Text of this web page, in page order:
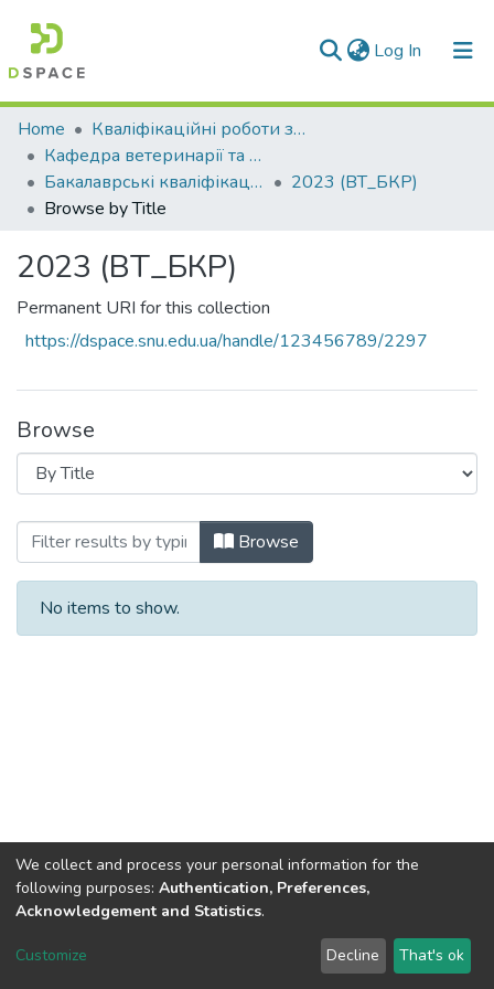
Log In (current)
Communities & Collections
All of DSpace
Home
Кваліфікаційні роботи здобувачів вищої освіти
Кафедра ветеринарії та тваринництва (ВТ)
Бакалаврські кваліфікаційні роботи
2023 (ВТ_БКР)
Browse by Title
2023 (ВТ_БКР)
Permanent URI for this collection
https://dspace.snu.edu.ua/handle/123456789/2297
Browse
Browsing 2023 (ВТ_БКР) by Title
Browse
No items to show.
Dspace & Volodymyr Dahl East Ukrainian National University
LYRASIS
Send Feedback
We collect and process your personal information for the
following purposes: Authentication, Preferences,
Acknowledgement and Statistics.
Customize Decline That's ok